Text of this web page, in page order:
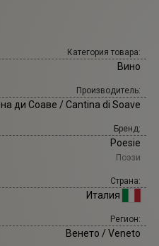
Категория товара:
Вино
Производитель:
ди Соаве / Cantina di Soave
Бренд:
Poesie
Поэзи
Страна:
Италия
Регион:
Венето / Veneto